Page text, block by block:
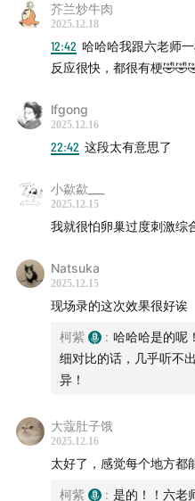
芥兰炒牛肉
2025.12.18
12:42 哈哈哈我跟六老师
反应很快，都很有梗
lfgong
2025.12.16
22:42 这段太有意思了
小歘歘___
2025.12.15
我就很怕卵巢过度刺激综
Natsuka
2025.12.15
现场录的这次效果很好诶
柯紫 : 哈哈哈是的呢
细对比的话，几乎听不
异！
大蔻肚子饿
2025.12.16
太好了，感觉每个地方都
柯紫 : 是的！！六老